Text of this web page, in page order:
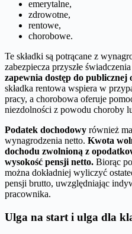
emerytalne,
zdrowotne,
rentowe,
chorobowe.
Te składki są potrącane z
zabezpiecza przyszłe
zapewnia dostęp do publicznej
składka rentowa wspiera w
pracy, a chorobowa oferuje
niezdolności z powodu choroby
Podatek dochodowy również
wynagrodzenia netto. Kwota
dochodu zwolnioną z
wysokość pensji netto. Biorąc
można dokładniej wyliczyć
pensji brutto, uwzględniając
pracownika.
Ulga na start i ulga dla